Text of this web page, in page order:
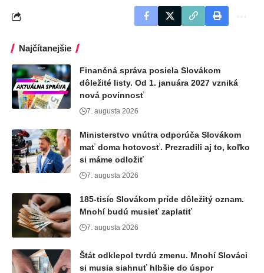
Najčítanejšie
Finančná správa posiela Slovákom
dôležité listy. Od 1. januára 2027 vzniká
nová povinnosť
7. augusta 2026
Ministerstvo vnútra odporúča Slovákom
mať doma hotovosť. Prezradili aj to, koľko
si máme odložiť
7. augusta 2026
185-tisíc Slovákom príde dôležitý oznam.
Mnohí budú musieť zaplatiť
7. augusta 2026
Štát odklepol tvrdú zmenu. Mnohí Slováci
si musia siahnuť hlbšie do úspor